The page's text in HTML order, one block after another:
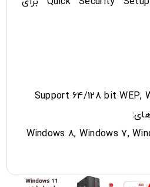
Support 64/128 bit WEP,
Windows 8, Windows 7,